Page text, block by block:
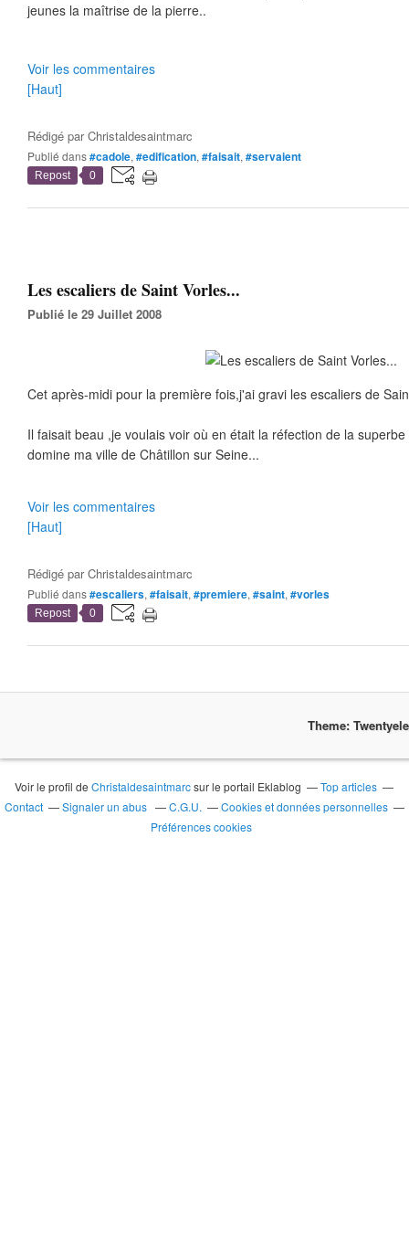
jeunes la maîtrise de la pierre..
Voir les commentaires
[Haut]
Rédigé parChristaldesaintmarc
Publié dans#cadole, #edification, #faisait, #servaient
Repost 0
Les escaliers de Saint Vorles...
Publié le 29 Juillet 2008
Cet après-midi pour la première fois,j'ai gravi les escaliers de
Il faisait beau ,je voulais voir où en était la réfection de la
domine ma ville de Châtillon sur Seine...
Voir les commentaires
[Haut]
Rédigé parChristaldesaintmarc
Publié dans#escaliers, #faisait, #premiere, #saint, #vorles
Repost 0
Theme:
Voir le profil deChristaldesaintmarcsur le portail Eklablog
Top articles
Contact
Signaler un abus C.G.U.
Cookies et données personnelles
Préférences cookies